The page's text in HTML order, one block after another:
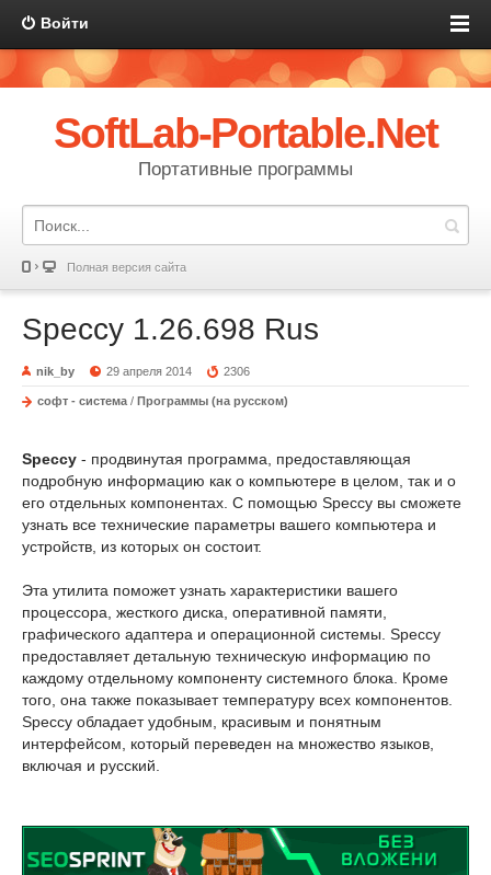
Войти
SoftLab-Portable.Net
Портативные программы
Полная версия сайта
Speccy 1.26.698 Rus
nik_by 29 апреля 2014 2306
софт - система / Программы (на русском)
Speccy - продвинутая программа, предоставляющая
подробную информацию как о компьютере в целом, так и о
его отдельных компонентах. С помощью Speccy вы сможете
узнать все технические параметры вашего компьютера и
устройств, из которых он состоит.
Эта утилита поможет узнать характеристики вашего
процессора, жесткого диска, оперативной памяти,
графического адаптера и операционной системы. Speccy
предоставляет детальную техническую информацию по
каждому отдельному компоненту системного блока. Кроме
того, она также показывает температуру всех компонентов.
Speccy обладает удобным, красивым и понятным
интерфейсом, который переведен на множество языков,
включая и русский.